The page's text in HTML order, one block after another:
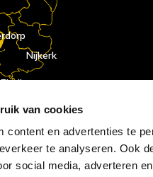
van cookies
content en advertenties te
te analyseren. Ook
social media, adverteren
Eindhoven
Nijkerk